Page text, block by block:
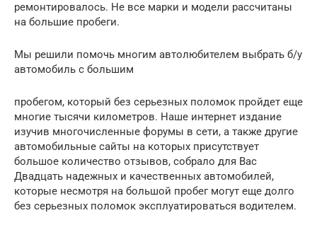
ремонтировалось. Не все марки и модели рассчитаны
на большие пробеги.
Мы решили помочь многим автолюбителем выбрать б/у
автомобиль с большим
пробегом, который без серьезных поломок пройдет еще
многие тысячи километров. Наше интернет издание
изучив многочисленные форумы в сети, а также другие
автомобильные сайты на которых присутствует
большое количество отзывов, собрало для Вас
Двадцать надежных и качественных автомобилей,
которые несмотря на большой пробег могут еще долго
без серьезных поломок эксплуатироваться водителем.